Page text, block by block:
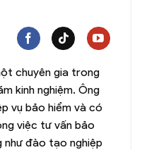
chuyên gia trong
kinh nghiệm. Ông
vụ bảo hiểm và có
việc tư vấn bảo
như đào tạo nghiệp